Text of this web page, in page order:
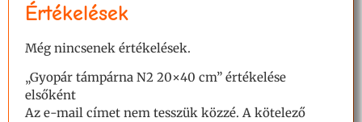
Értékelések
Még nincsenek értékelések.
„Gyopár támpárna N2 20×40 cm” értékelése
elsőként
Az e-mail címet nem tesszük közzé. A kötelező